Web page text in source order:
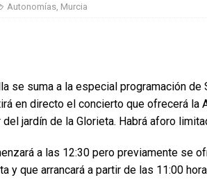
Autonomías Murcia
se suma a la especial programación de
en directo el concierto que ofrecerá la
jardín de la Glorieta. Habrá aforo
a las 12:30 pero previamente se
y que arrancará a partir de las 11:00